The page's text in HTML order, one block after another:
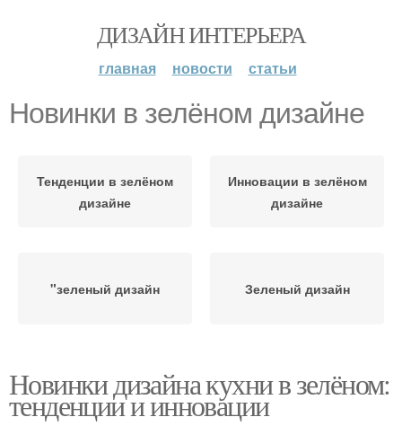
ДИЗАЙН ИНТЕРЬЕРА
главная новости статьи
Новинки в зелёном дизайне
Тенденции в зелёном
дизайне
Инновации в зелёном
дизайне
"зеленый дизайн Зеленый дизайн
Новинки дизайна кухни в зелёном:
тенденции и инновации